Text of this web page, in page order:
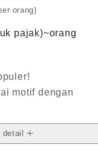
orang)
pajak)~orang
motif dengan
panas maupun